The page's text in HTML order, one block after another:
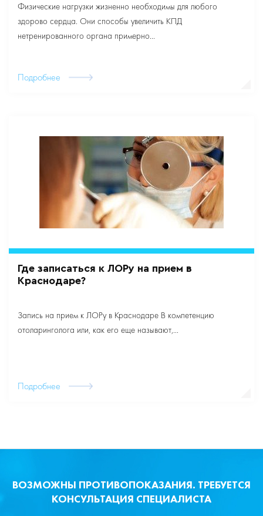
Физические нагрузки жизненно необходимы для любого
здорово сердца. Они способы увеличить КПД
нетренированного органа примерно...
Подробнее
Где записаться к ЛОРу на прием в
Краснодаре?
Запись на прием к ЛОРу в Краснодаре В компетенцию
отоларинголога или, как его еще называют,...
Подробнее
ВОЗМОЖНЫ ПРОТИВОПОКАЗАНИЯ. ТРЕБУЕТСЯ
КОНСУЛЬТАЦИЯ СПЕЦИАЛИСТА